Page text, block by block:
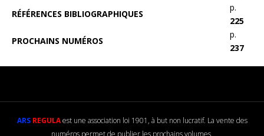
RÉFÉRENCES BIBLIOGRAPHIQUES
p.
225
PROCHAINS NUMÉROS
p.
237
ARS REGULAest une association loi 1901, à but non lucratif. La vente des
numéros permet de publier les prochains volumes.